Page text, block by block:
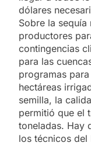
dólares
Sobre la
productores
contingencias
para las
programas
hectáreas
semilla, la
permitió que el
toneladas. Hay
los técnicos del